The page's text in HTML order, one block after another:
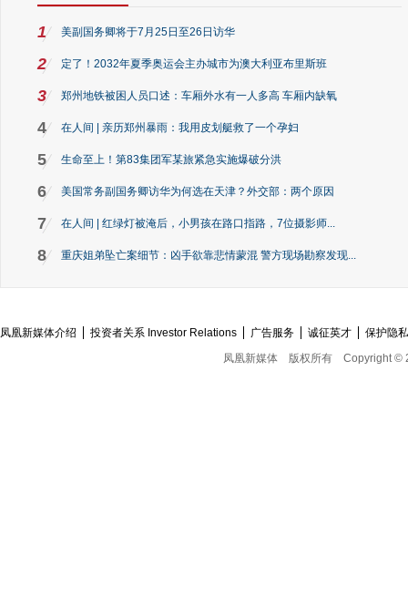
1 美副国务卿将于7月25日至26日访华
2 定了！2032年夏季奥运会主办城市为澳大利亚布里斯班
3 郑州地铁被困人员口述：车厢外水有一人多高 车厢内缺氧
4 在人间 | 亲历郑州暴雨：我用皮划艇救了一个孕妇
5 生命至上！第83集团军某旅紧急实施爆破分洪
6 美国常务副国务卿访华为何选在天津？外交部：两个原因
7 在人间 | 红绿灯被淹后，小男孩在路口指路，7位摄影师...
8 重庆姐弟坠亡案细节：凶手欲靠悲情蒙混 警方现场勘察发现...
凤凰新媒体介绍 投资者关系 Investor Relations 广告服务 诚征英才
保护隐
凤凰新媒体
版权所有 Copyright ©